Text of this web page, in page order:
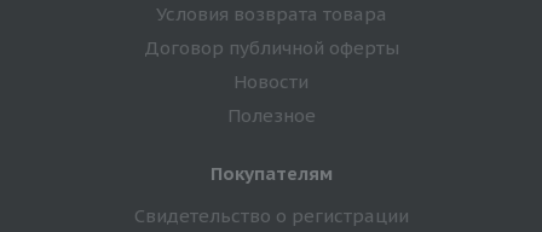
Условия возврата товара
Договор публичной оферты
Новости
Полезное
Покупателям
Свидетельство о регистрации